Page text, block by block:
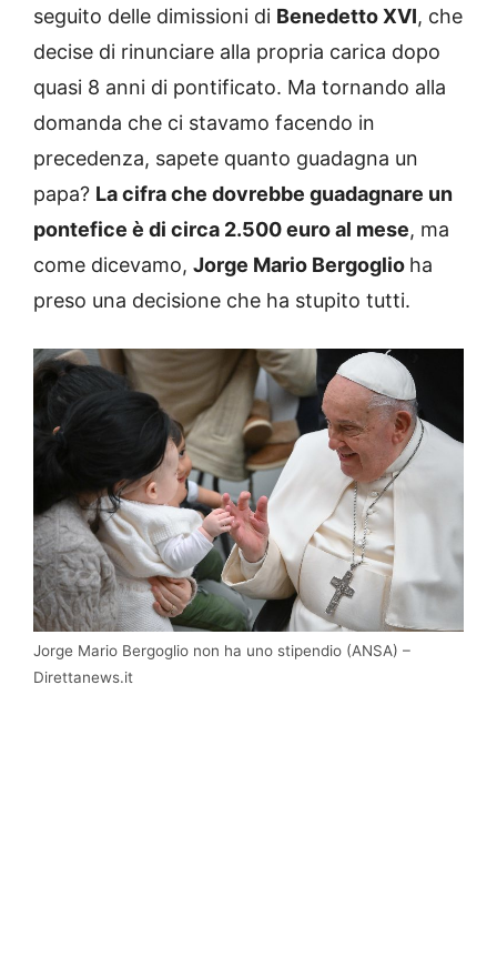
seguito delle dimissioni di Benedetto XVI, che
decise di rinunciare alla propria carica dopo
quasi 8 anni di pontificato. Ma tornando alla
domanda che ci stavamo facendo in
precedenza, sapete quanto guadagna un
papa? La cifra che dovrebbe guadagnare un
pontefice è di circa 2.500 euro al mese, ma
come dicevamo, Jorge Mario Bergoglio ha
preso una decisione che ha stupito tutti.
Jorge Mario Bergoglio non ha uno stipendio (ANSA) –
Direttanews.it